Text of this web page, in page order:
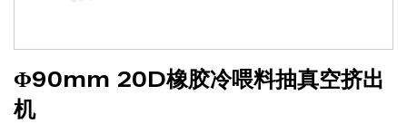
Φ90mm 20D橡胶冷喂料抽真空挤出
机